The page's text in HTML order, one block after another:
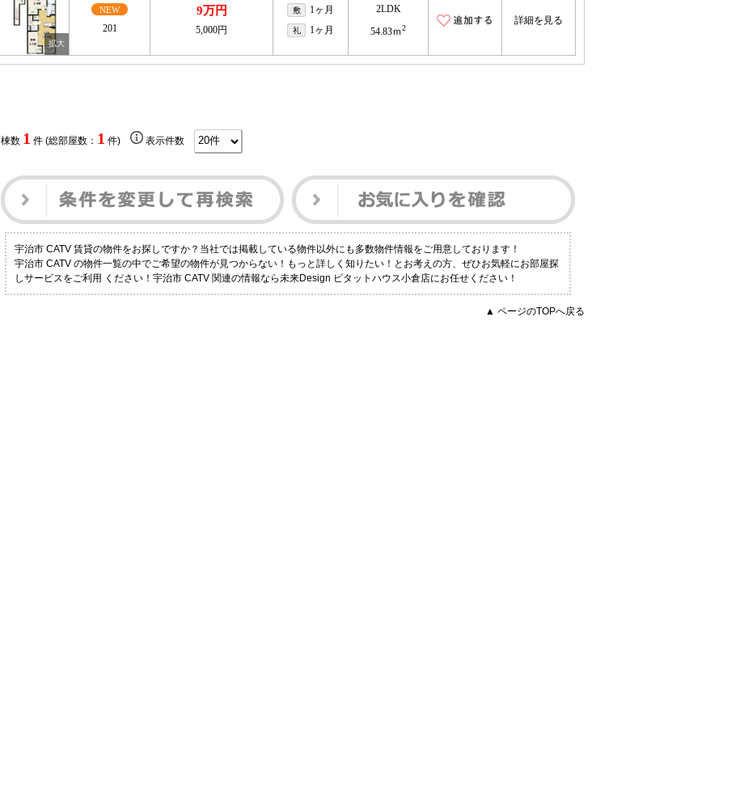
NEW
201
9万円
5,000円
敷 1ヶ月
礼 1ヶ月
2LDK
54.83ｍ2
詳細を見る
棟数 1 件 (総部屋数： 1 件) 表示件数
宇治市 CATV 賃貸の物件をお探しですか？当社では掲載している物件以外にも多数物件情報をご用意しております！
宇治市 CATV の物件一覧の中でご希望の物件が見つからない！もっと詳しく知りたい！とお考えの方、ぜひお気軽にお部屋探
しサービスをご利用 ください！宇治市 CATV 関連の情報なら未来Design ピタットハウス小倉店にお任せください！
▲ ページのTOPへ戻る